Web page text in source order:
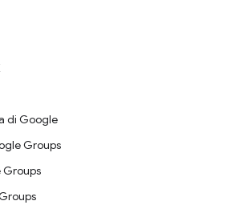
di Google
Groups
Groups